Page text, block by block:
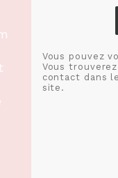
Vous pouvez
Vous
contact dans
site.